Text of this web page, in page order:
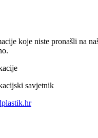
koje niste pronašli na
savjetnik